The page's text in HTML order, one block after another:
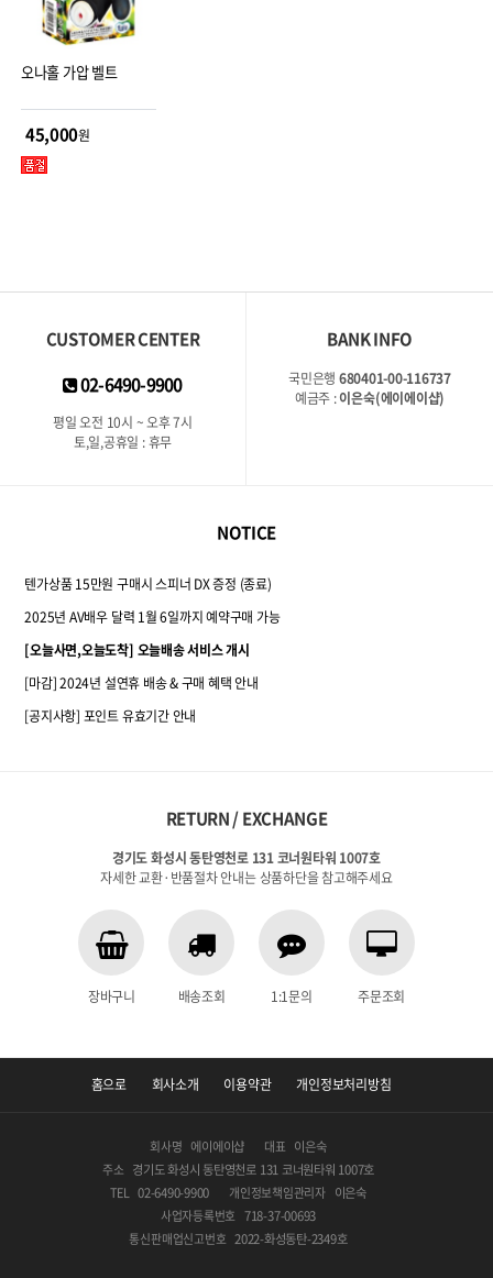
오나홀 가압 벨트
45,000원
CUSTOMER CENTER
02-6490-9900
평일 오전 10시 ~ 오후 7시
토,일,공휴일 : 휴무
BANK INFO
국민은행 680401-00-116737
예금주 :이은숙(에이에이샵)
NOTICE
텐가상품 15만원 구매시 스피너 DX 증정 (종료)
2025년 AV배우 달력 1월 6일까지 예약구매 가능
[오늘사면,오늘도착] 오늘배송 서비스 개시
[마감] 2024년 설연휴 배송 & 구매 혜택 안내
[공지사항] 포인트 유효기간 안내
RETURN / EXCHANGE
경기도 화성시 동탄영천로 131 코너원타워 1007호
자세한 교환·반품절차 안내는 상품하단을 참고해주세요
장바구니 배송조회 1:1문의 주문조회
홈으로 회사소개 이용약관 개인정보처리방침
회사명 에이에이샵 대표 이은숙
주소 경기도 화성시 동탄영천로 131 코너원타워 1007호
TEL 02-6490-9900 개인정보책임관리자 이은숙
사업자등록번호 718-37-00693
통신판매업신고번호 2022-화성동탄-2349호